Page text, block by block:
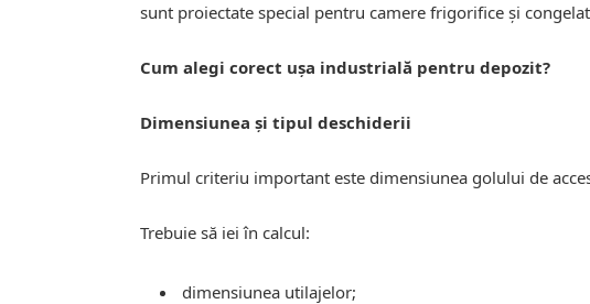
sunt proiectate special pentru camere frigorifice și
Cum alegi corect ușa industrială pentru depozit?
Dimensiunea și tipul deschiderii
Primul criteriu important este dimensiunea golului de
Trebuie să iei în calcul:
dimensiunea utilajelor;